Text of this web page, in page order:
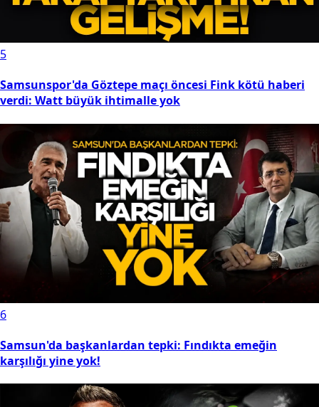
Samsun’un temmuz ayı trafik bilançosu açıklandı
5
Samsunspor'da Göztepe maçı öncesi Fink kötü haberi
verdi: Watt büyük ihtimalle yok